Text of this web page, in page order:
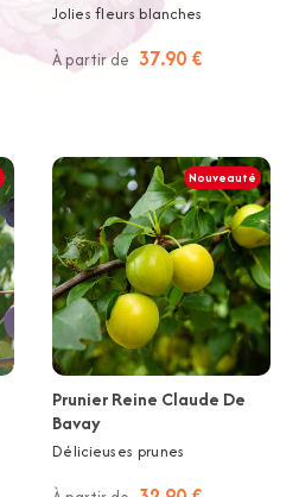
Jolies fleurs blanches
À partir de 37.90 €
Nouveauté
Prunier Reine Claude De
Bavay
Délicieuses prunes